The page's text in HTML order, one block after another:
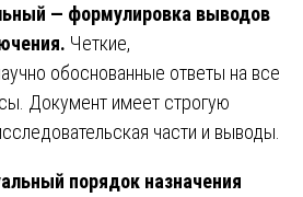
— формулировка выводов
Четкие,
обоснованные ответы на все
Документ имеет строгую
части и выводы.
порядок назначения